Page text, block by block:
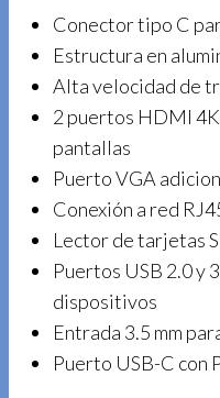
Conector tipo C
Estructura en
Alta velocidad de
2 puertos HDMI
pantallas
Puerto VGA
Conexión a red
Lector de tarjetas
Puertos USB 2.0 y
dispositivos
Entrada 3.5 mm
Puerto USB-C con